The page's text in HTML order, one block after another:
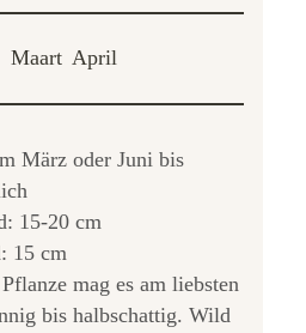
Maart April
März oder Juni bis
15-20 cm
15 cm
mag es am liebsten
bis halbschattig. Wild